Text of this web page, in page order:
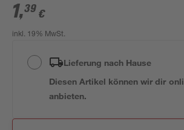
1,39 €
inkl. 19% MwSt.
Lieferung nach Hause
Diesen Artikel können wir dir
anbieten.